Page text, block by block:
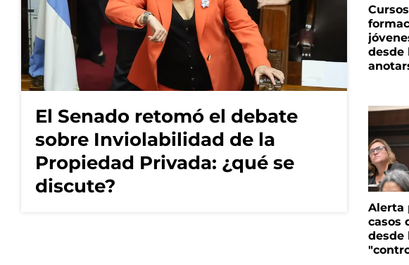
El Senado retomó el debate
sobre Inviolabilidad de la
Propiedad Privada: ¿qué se
discute?
desde
Alerta
casos
desde